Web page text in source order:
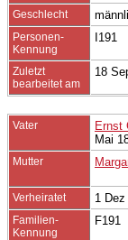
Geschlecht
Personen-
Kennung
I191
Zuletzt
bearbeitet am
18
Vater Ernst
Mai
Mutter
Verheiratet 1 Dez
Familien-
Kennung
F191